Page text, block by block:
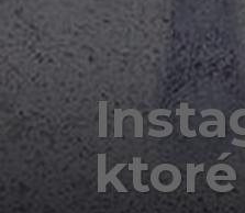
ktoré